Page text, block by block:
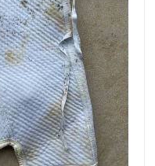
no se recomienda
los
control de
si la humedad
de almac&eacute;n
El desecante TOP-
humedad en el aire y
al menos hasta el
lo que har&aacute;
y m&aacute;s
en productos
Para
a la humedad,
el proceso de
y el transporte
de
sin